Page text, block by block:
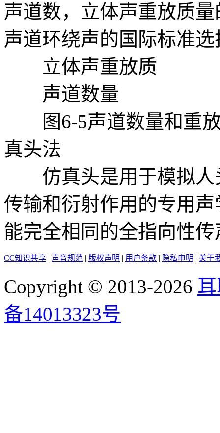
声道数，立体声重放质
声道环绕声的国际标准
立体声重放质
声道数量
图6-5声道数量和重放
真头法
仿真头是用于模拟人
传输和衍射作用的专用
能完全相同的全指向性传
CC知识共享 | 声音规范 | 版权声明 | 用户条款 | 隐私申明 | 关于
Copyright © 2013-2026
备14013323号